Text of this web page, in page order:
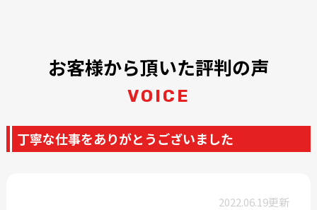
お客様から頂いた評判の声
VOICE
丁寧な仕事をありがとうございました
2022.06.19更新